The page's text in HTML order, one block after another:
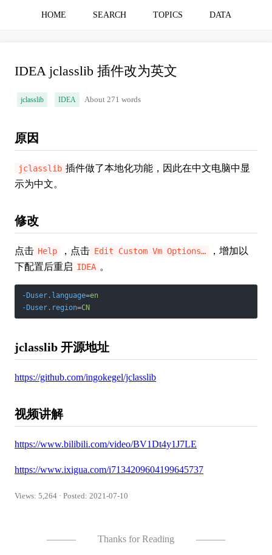
HOME SEARCH TOPICS DATA
IDEA jclasslib 插件改为英文
jclasslib IDEA About 271 words
原因
jclasslib 插件做了本地化功能，因此在中文电脑中显
示为中文。
修改
点击 Help ，点击 Edit Custom Vm Options…
，增加以
下配置后重启 IDEA 。
-Duser.language=en
-Duser.region=CN
jclasslib 开源地址
https://github.com/ingokegel/jclasslib
视频讲解
https://www.bilibili.com/video/BV1Dt4y1J7LE
https://www.ixigua.com/i7134209604199645737
Views: 5,264 · Posted: 2021-07-10
——— Thanks for Reading ———